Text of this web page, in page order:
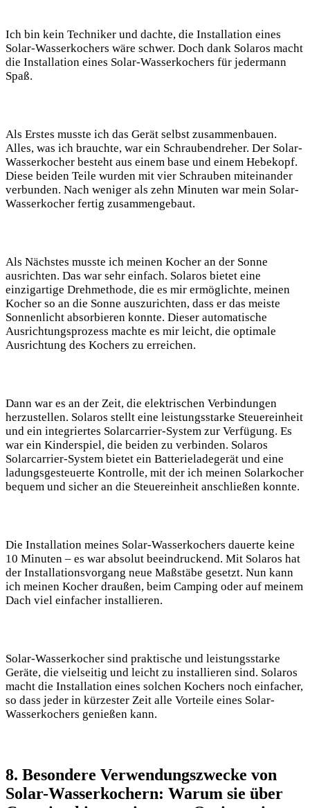
Ich bin kein Techniker und dachte, die Installation eines
Solar-Wasserkochers​ wäre schwer. Doch ​dank‌ Solaros‍ macht
die Installation⁢ eines ‌Solar-Wasserkochers für jedermann‌
Spaß.
Als Erstes musste ich das Gerät‌ selbst zusammenbauen.​
Alles, was ich brauchte, war⁣ ein ‍Schraubendreher. Der Solar-
Wasserkocher besteht aus einem ‍base ‍und einem Hebekopf.
Diese beiden Teile‍ wurden mit vier‌ Schrauben ⁢miteinander
verbunden. Nach weniger als zehn Minuten war mein‌ Solar-
Wasserkocher fertig ⁤zusammengebaut.
Als ​Nächstes musste ich meinen Kocher an der Sonne
ausrichten.‌ Das ⁢war sehr ⁢einfach. ​Solaros bietet eine
einzigartige Drehmethode, die es ‌mir ermöglichte, meinen
Kocher so‌ an die ⁣Sonne auszurichten, dass er das meiste
Sonnenlicht absorbieren konnte. Dieser automatische
Ausrichtungsprozess⁣ machte es mir leicht, ‍die​ optimale
Ausrichtung ⁤des Kochers zu erreichen. ‍
Dann war es an der ⁤Zeit,​ die elektrischen Verbindungen
herzustellen. Solaros stellt eine leistungsstarke Steuereinheit
⁣und ein integriertes Solarcarrier-System zur Verfügung. Es
war‌ ein Kinderspiel, die beiden zu verbinden. Solaros
Solarcarrier-System bietet ein Batterieladegerät und eine​
ladungsgesteuerte Kontrolle, mit⁤ der ich‌ meinen Solarkocher
bequem und sicher an ⁣die Steuereinheit anschließen konnte.
Die Installation ‍meines Solar-Wasserkochers dauerte keine
10 Minuten –⁣ es war absolut beeindruckend. Mit Solaros ​hat
der Installationsvorgang ‍neue‍ Maßstäbe gesetzt. ⁣Nun kann
ich meinen Kocher draußen, beim Camping oder ​auf meinem
Dach viel einfacher installieren.
Solar-Wasserkocher sind⁤ praktische und leistungsstarke
Geräte, die​ vielseitig und leicht zu installieren⁣ sind. Solaros
macht die Installation⁢ eines solchen Kochers noch einfacher,⁢
so dass jeder⁤ in kürzester Zeit alle Vorteile eines Solar-
Wasserkochers genießen​ kann.
8.‌ Besondere Verwendungszwecke⁢ von
Solar-Wasserkochern: Warum sie über ​